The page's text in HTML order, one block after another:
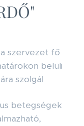
szervezet fő
belüli
szolgál
betegségek